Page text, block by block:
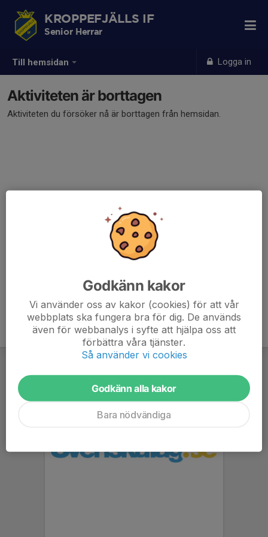
Till hemsidan Logga in
KROPPEFJÄLLS IF
Senior Herrar
Aktiviteten är borttagen
Aktiviteten du försöker nå är borttagen från hemsidan.
Godkänn kakor
Vi använder oss av kakor (cookies) för att vår
webbplats ska fungera bra för dig. De används
även för webbanalys i syfte att hjälpa oss att
förbättra våra tjänster.
Så använder vi cookies
Godkänn alla kakor
Bara nödvändiga